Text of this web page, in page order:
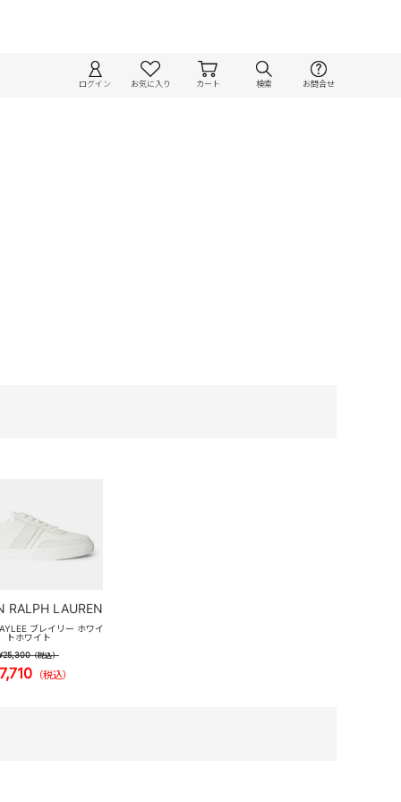
ログイン お気に入り カート 検索 お問合せ
RALPH LAUREN
ブレイリー ホワイ
トホワイト
（税込）
（税込）